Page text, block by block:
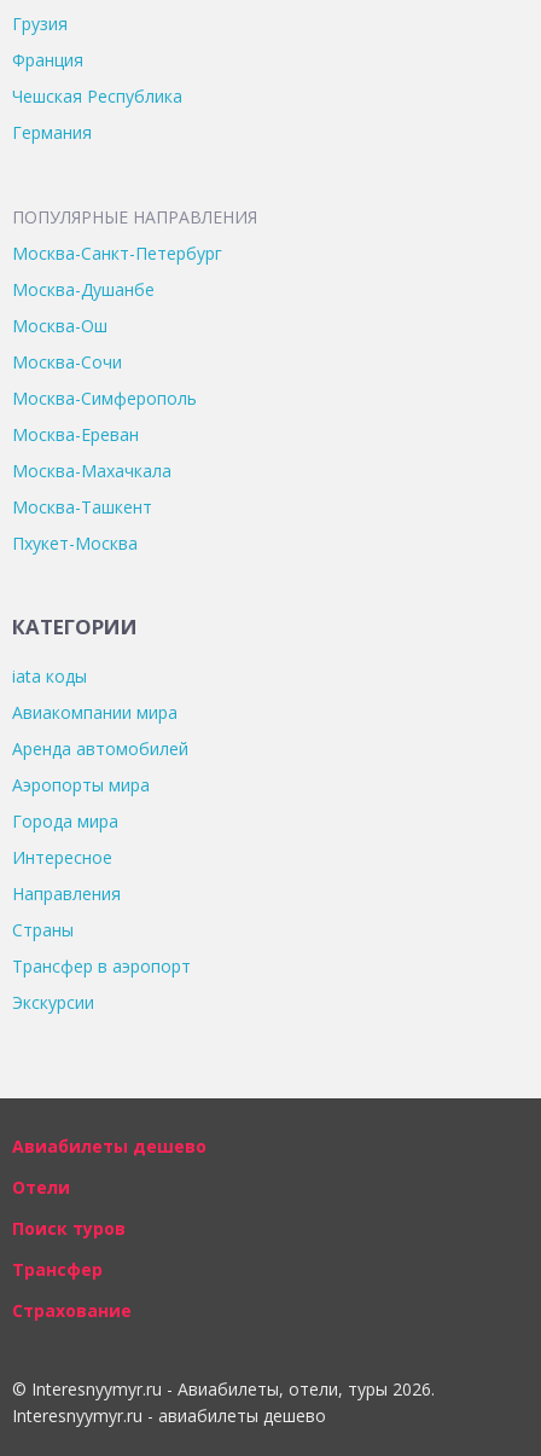
Грузия
Франция
Чешская Республика
Германия
ПОПУЛЯРНЫЕ НАПРАВЛЕНИЯ
Москва-Санкт-Петербург
Москва-Душанбе
Москва-Ош
Москва-Сочи
Москва-Симферополь
Москва-Ереван
Москва-Махачкала
Москва-Ташкент
Пхукет-Москва
КАТЕГОРИИ
iata коды
Авиакомпании мира
Аренда автомобилей
Аэропорты мира
Города мира
Интересное
Направления
Страны
Трансфер в аэропорт
Экскурсии
Авиабилеты дешево
Отели
Поиск туров
Трансфер
Страхование
© Interesnyymyr.ru - Авиабилеты, отели, туры 2026.
Interesnyymyr.ru - авиабилеты дешево